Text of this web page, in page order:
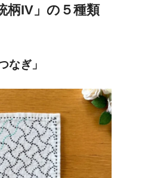
柄IV」の５種類
なぎ」